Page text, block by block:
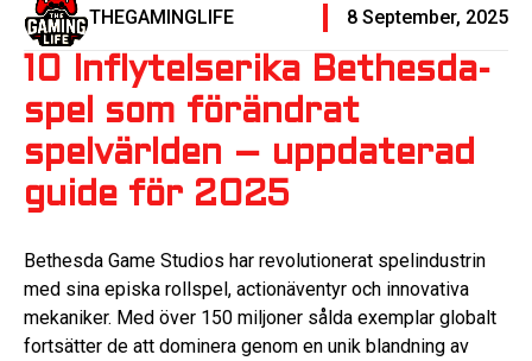
THEGAMINGLIFE 8 September, 2025
10 Inflytelserika Bethesda-
spel som förändrat
spelvärlden – uppdaterad
guide för 2025
Bethesda Game Studios har revolutionerat spelindustrin
med sina episka rollspel, actionäventyr och innovativa
mekaniker. Med över 150 miljoner sålda exemplar globalt
fortsätter de att dominera genom en unik blandning av